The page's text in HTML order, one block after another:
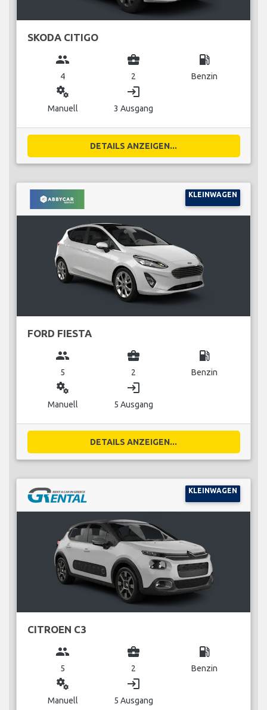
SKODA CITIGO
group
4
business_center
2
local_gas_station
Benzin
miscellaneous_services
Manuell
login
3 Ausgang
DETAILS ANZEIGEN...
KLEINWAGEN
FORD FIESTA
group
5
business_center
2
local_gas_station
Benzin
miscellaneous_services
Manuell
login
5 Ausgang
DETAILS ANZEIGEN...
KLEINWAGEN
CITROEN C3
group
5
business_center
2
local_gas_station
Benzin
miscellaneous_services
Manuell
login
5 Ausgang